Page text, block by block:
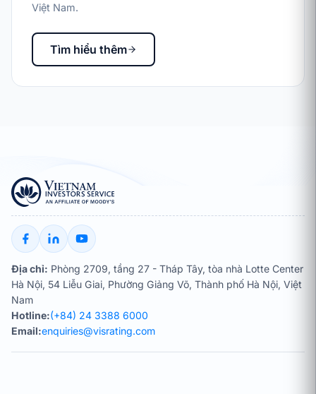
Việt Nam.
Tìm hiểu thêm
Địa chỉ: Phòng 2709, tầng 27 - Tháp Tây, tòa nhà Lotte Center
Hà Nội, 54 Liễu Giai, Phường Giảng Võ, Thành phố Hà Nội, Việt
Nam
Hotline:(+84) 24 3388 6000
Email:enquiries@visrating.com